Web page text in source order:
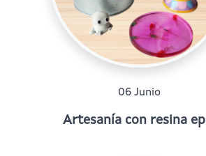
06 Junio
Artesanía con resina